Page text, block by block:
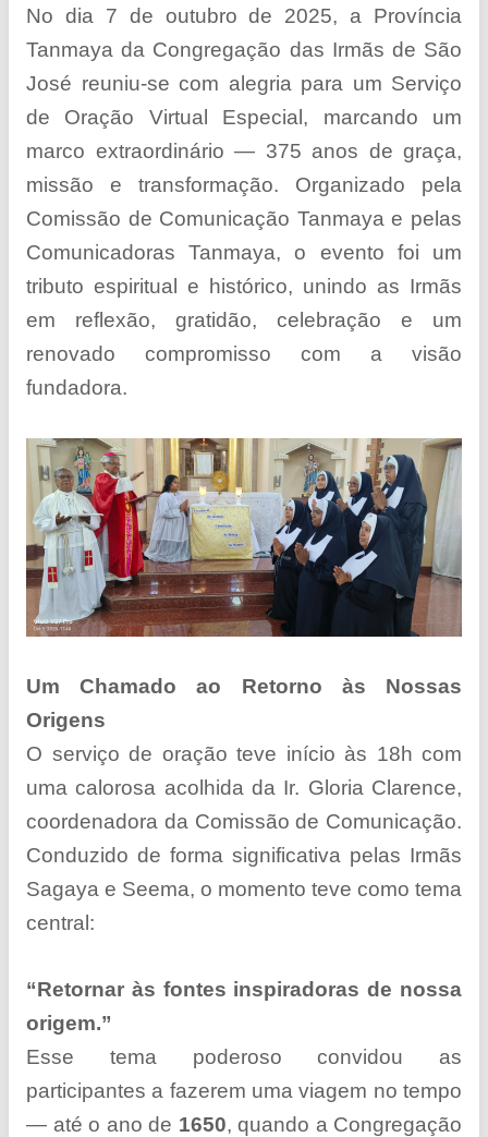
No dia 7 de outubro de 2025, a Província
Tanmaya da Congregação das Irmãs de São
José reuniu-se com alegria para um Serviço
de Oração Virtual Especial, marcando um
marco extraordinário — 375 anos de graça,
missão e transformação. Organizado pela
Comissão de Comunicação Tanmaya e pelas
Comunicadoras Tanmaya, o evento foi um
tributo espiritual e histórico, unindo as Irmãs
em reflexão, gratidão, celebração e um
renovado compromisso com a visão
fundadora.
Um Chamado ao Retorno às Nossas
Origens
O serviço de oração teve início às 18h com
uma calorosa acolhida da Ir. Gloria Clarence,
coordenadora da Comissão de Comunicação.
Conduzido de forma significativa pelas Irmãs
Sagaya e Seema, o momento teve como tema
central:
“Retornar às fontes inspiradoras de nossa
origem.”
Esse tema poderoso convidou as
participantes a fazerem uma viagem no tempo
— até o ano de 1650, quando a Congregação